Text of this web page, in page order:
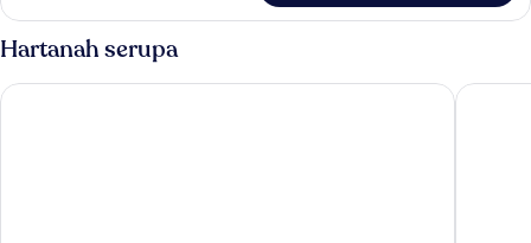
Room,
Katil
(Queen)
Hartanah serupa
Radisson Hotel & Suites Zurich Moxy